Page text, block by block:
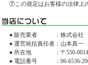
⑦この規定はお客様の法律上
● 販売業者
：株式会
● 運営統括責任者 ：山本真一
● 所在地
：〒550-
● 電話番号
：06-6536-